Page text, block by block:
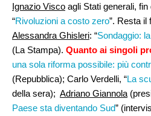
Ignazio Visco agli Stati generali,
“Rivoluzioni a costo zero”. Resta il
Alessandra Ghisleri: “Sondaggio:
(La Stampa). Quanto ai singoli
una sola riforma possibile: più
(Repubblica); Carlo Verdelli, “La
della sera); Adriano Giannola
Paese sta diventando Sud”